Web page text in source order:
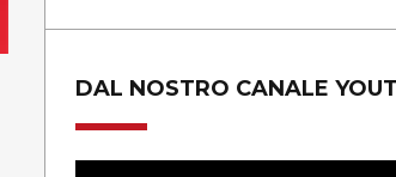
DAL NOSTRO CANALE